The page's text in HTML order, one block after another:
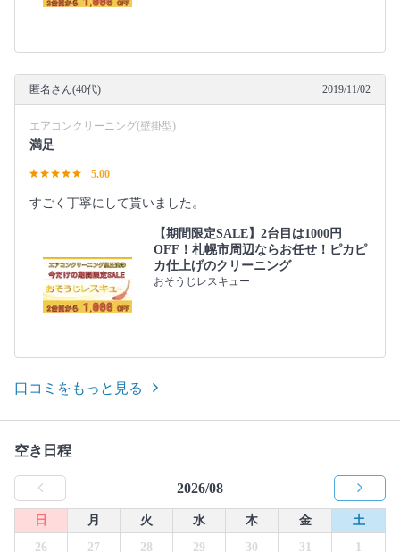
匿名さん(40代) 2019/11/02
エアコンクリーニング(壁掛型)
満足
5.00
すごく丁寧にして貰いました。
【期間限定SALE】2台目は1000円
OFF！札幌市周辺ならお任せ！ピカピ
カ仕上げのクリーニング
おそうじレスキュー
口コミをもっと見る
空き日程
2026/08
日 月 火 水 木 金
土
26
27
28
29
30
31
1